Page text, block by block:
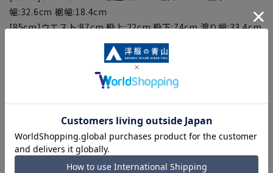
幅:32.6cm 裾幅:18.4cm
[85cm]ウエスト:87cm 股上:22cm 股下:74cm 渡り幅:33.4cm
[88cm]ウエスト:90cm 股上:22.5cm 股下:74cm 渡り
幅:34.2cm 裾幅:19.2cm
[91cm]ウエスト:93cm 股上:23cm 股下:74cm 渡り幅:35cm
裾幅:19.6cm
[94cm]ウエスト:96cm 股上:23.5cm 股下:74cm 渡り
幅:35.8cm 裾幅:20cm
【商品に関するご注意】